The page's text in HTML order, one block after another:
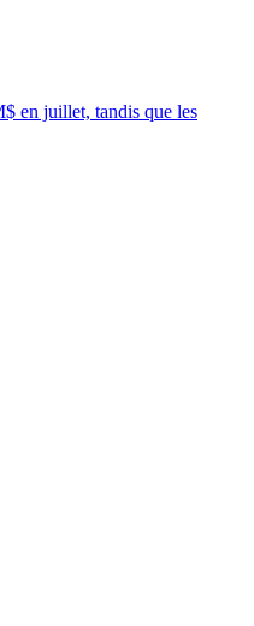
en juillet, tandis que les